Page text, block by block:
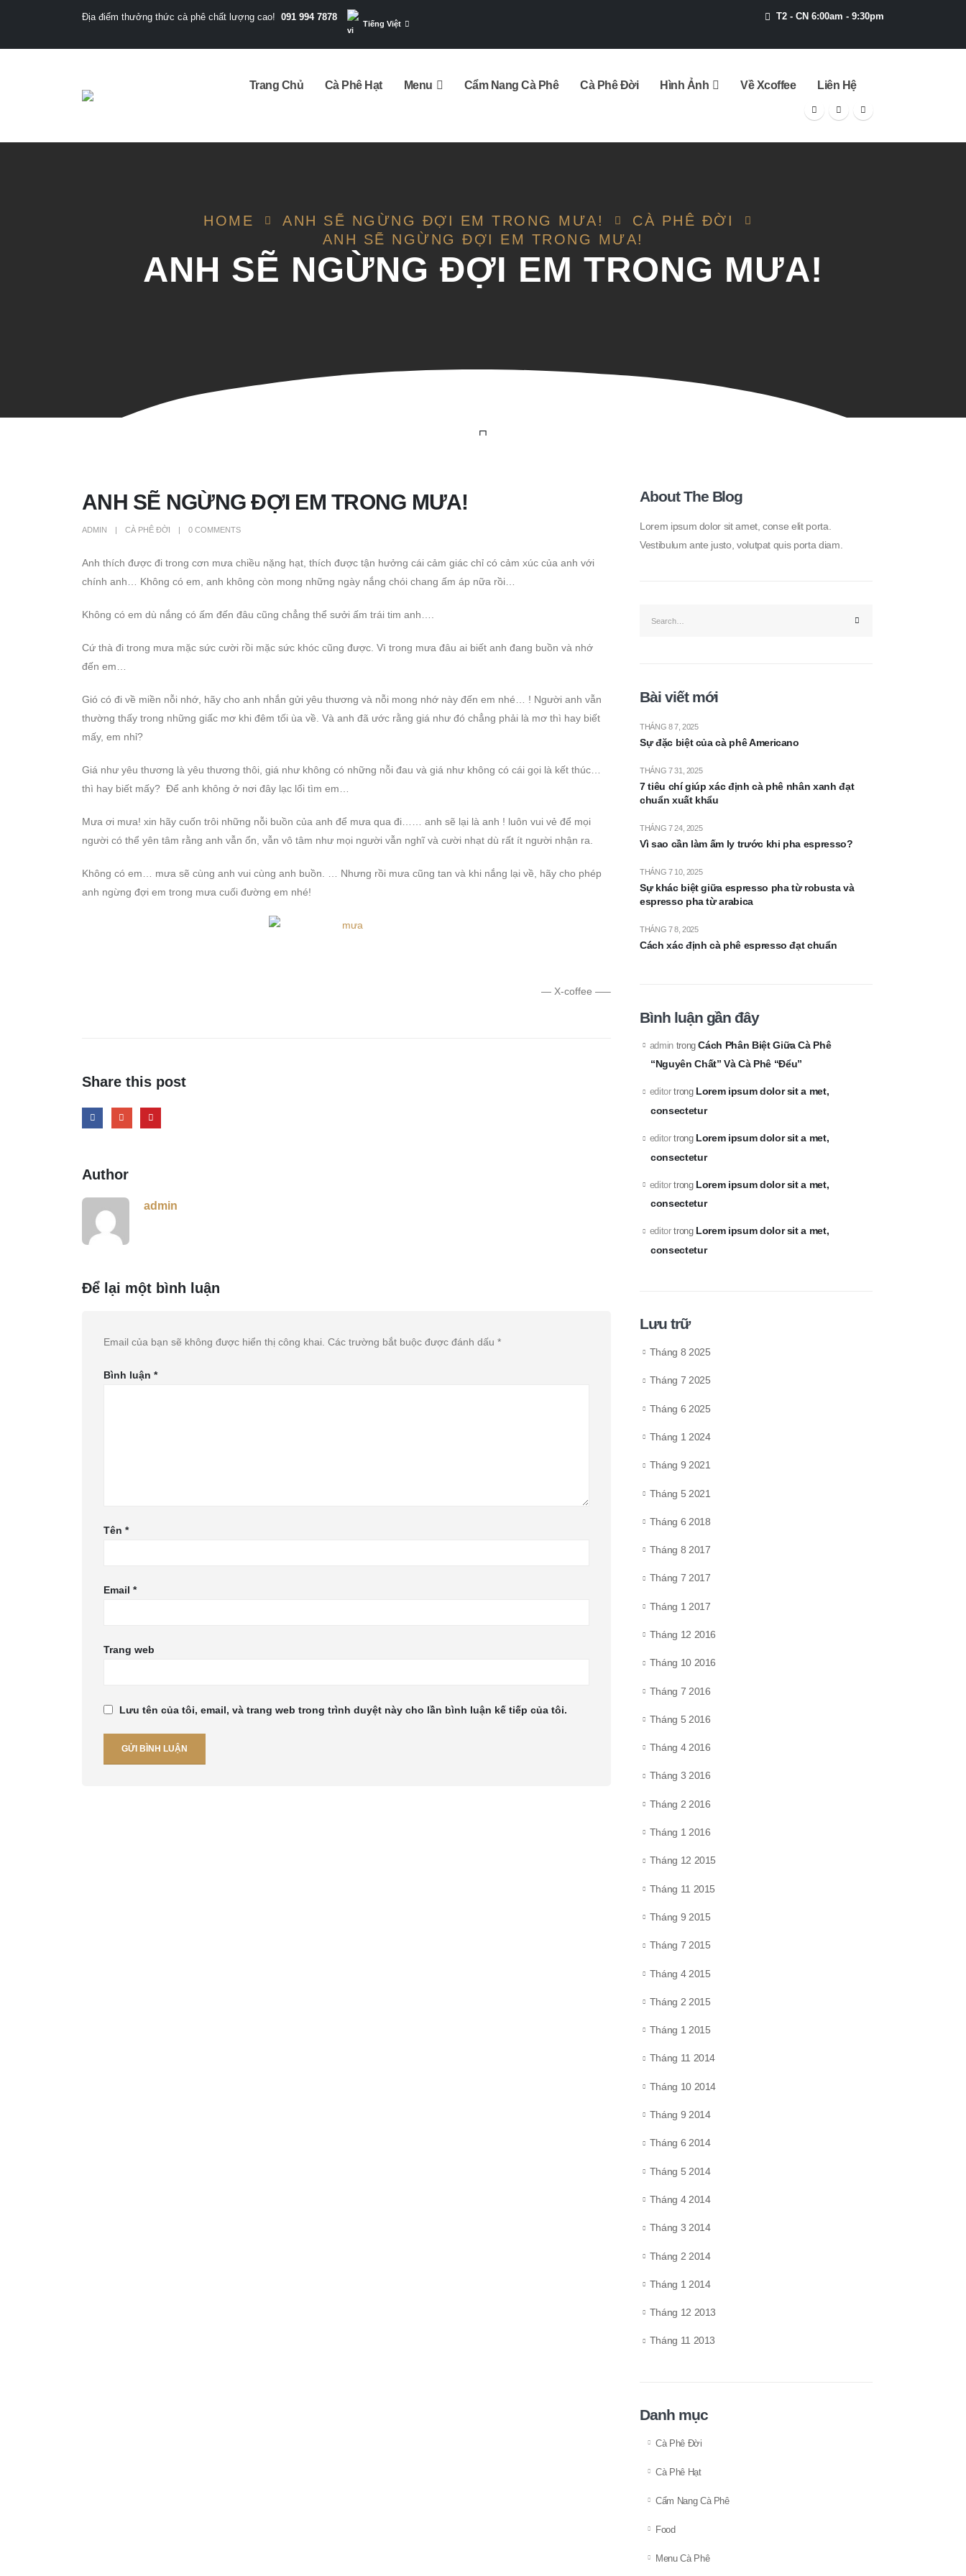
Địa điểm thưởng thức cà phê chất lượng cao! 091 994 7878
Tiếng Việt
T2 - CN 6:00am - 9:30pm
Trang Chủ Cà Phê Hạt Menu Cẩm Nang Cà Phê Cà Phê Đời Hình Ảnh Về Xcoffee Liên Hệ
HOME ANH SẼ NGỪNG ĐỢI EM TRONG MƯA!
CÀ PHÊ ĐỜI
ANH SẼ NGỪNG ĐỢI EM TRONG MƯA!
ANH SẼ NGỪNG ĐỢI EM TRONG MƯA!
ANH SẼ NGỪNG ĐỢI EM TRONG MƯA!
ADMIN CÀ PHÊ ĐỜI 0 COMMENTS
Anh thích được đi trong cơn mưa chiều nặng hạt, thích được tận hưởng cái cảm giác chỉ có cảm xúc của anh với
chính anh… Không có em, anh không còn mong những ngày nắng chói chang ấm áp nữa rồi…
Không có em dù nắng có ấm đến đâu cũng chẳng thể sưởi ấm trái tim anh….
Cứ thà đi trong mưa mặc sức cười rồi mặc sức khóc cũng được. Vì trong mưa đâu ai biết anh đang buồn và nhớ
đến em…
Gió có đi về miền nỗi nhớ, hãy cho anh nhắn gửi yêu thương và nỗi mong nhớ này đến em nhé… ! Người anh vẫn
thường thấy trong những giấc mơ khi đêm tối ùa về. Và anh đã ước rằng giá như đó chẳng phải là mơ thì hay biết
mấy, em nhỉ?
Giá như yêu thương là yêu thương thôi, giá như không có những nỗi đau và giá như không có cái gọi là kết thúc…
thì hay biết mấy? Để anh không ở nơi đây lạc lối tìm em…
Mưa ơi mưa! xin hãy cuốn trôi những nỗi buồn của anh để mưa qua đi…… anh sẽ lại là anh ! luôn vui vẻ để mọi
người có thể yên tâm rằng anh vẫn ổn, vẫn vô tâm như mọi người vẫn nghĩ và cười nhạt dù rất ít người nhận ra.
Không có em… mưa sẽ cùng anh vui cùng anh buồn. … Nhưng rồi mưa cũng tan và khi nắng lại về, hãy cho phép
anh ngừng đợi em trong mưa cuối đường em nhé!
— X-coffee —–
Share this post
Author
admin
Để lại một bình luận
Email của bạn sẽ không được hiển thị công khai. Các trường bắt buộc được đánh dấu *
Bình luận *
Tên *
Email *
Trang web
Lưu tên của tôi, email, và trang web trong trình duyệt này cho lần bình luận kế tiếp của tôi.
About The Blog
Lorem ipsum dolor sit amet, conse elit porta.
Vestibulum ante justo, volutpat quis porta diam.
Bài viết mới
Sự đặc biệt của cà phê Americano
THÁNG 8 7, 2025
7 tiêu chí giúp xác định cà phê nhân xanh đạt
chuẩn xuất khẩu
THÁNG 7 31, 2025
Vì sao cần làm ấm ly trước khi pha espresso?
THÁNG 7 24, 2025
Sự khác biệt giữa espresso pha từ robusta và
espresso pha từ arabica
THÁNG 7 10, 2025
Cách xác định cà phê espresso đạt chuẩn
THÁNG 7 8, 2025
Bình luận gần đây
admintrongCách Phân Biệt Giữa Cà Phê
“Nguyên Chất” Và Cà Phê “Đểu”
editortrong Lorem ipsum dolor sit a met,
consectetur
editortrong Lorem ipsum dolor sit a met,
consectetur
editortrong Lorem ipsum dolor sit a met,
consectetur
editortrong Lorem ipsum dolor sit a met,
consectetur
Lưu trữ
Tháng 8 2025
Tháng 7 2025
Tháng 6 2025
Tháng 1 2024
Tháng 9 2021
Tháng 5 2021
Tháng 6 2018
Tháng 8 2017
Tháng 7 2017
Tháng 1 2017
Tháng 12 2016
Tháng 10 2016
Tháng 7 2016
Tháng 5 2016
Tháng 4 2016
Tháng 3 2016
Tháng 2 2016
Tháng 1 2016
Tháng 12 2015
Tháng 11 2015
Tháng 9 2015
Tháng 7 2015
Tháng 4 2015
Tháng 2 2015
Tháng 1 2015
Tháng 11 2014
Tháng 10 2014
Tháng 9 2014
Tháng 6 2014
Tháng 5 2014
Tháng 4 2014
Tháng 3 2014
Tháng 2 2014
Tháng 1 2014
Tháng 12 2013
Tháng 11 2013
Danh mục
Cà Phê Đời
Cà Phê Hạt
Cẩm Nang Cà Phê
Food
Menu Cà Phê